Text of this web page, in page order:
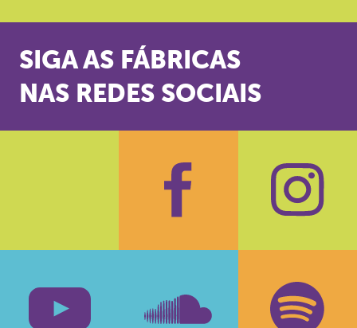
SIGA AS FÁBRICAS
NAS REDES SOCIAIS
Facebook